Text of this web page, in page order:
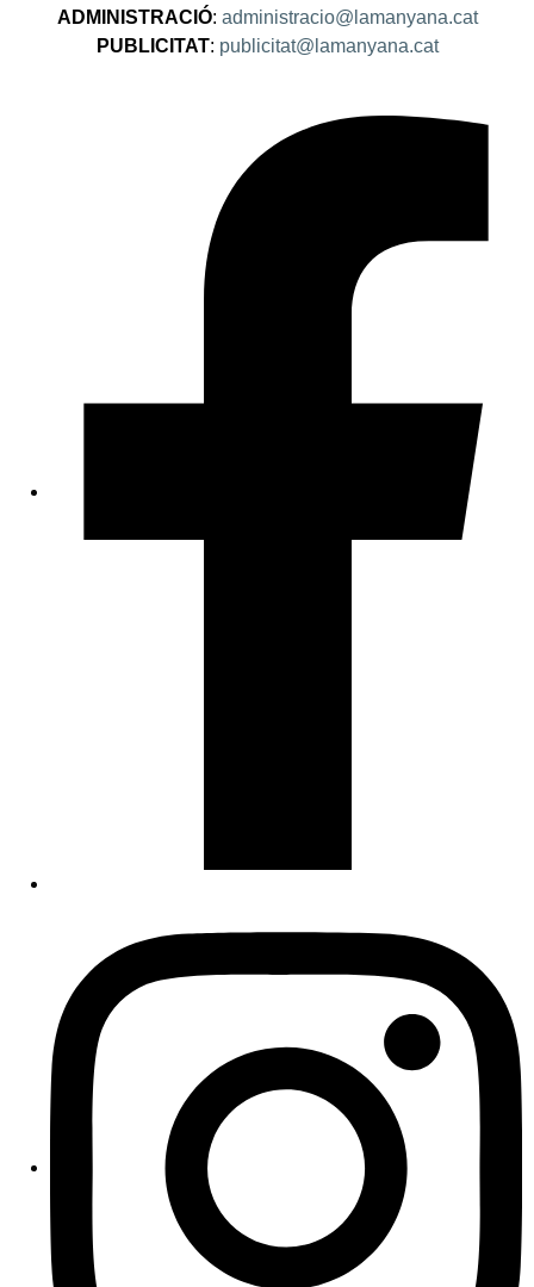
ADMINISTRACIÓ: administracio@lamanyana.cat
PUBLICITAT: publicitat@lamanyana.cat